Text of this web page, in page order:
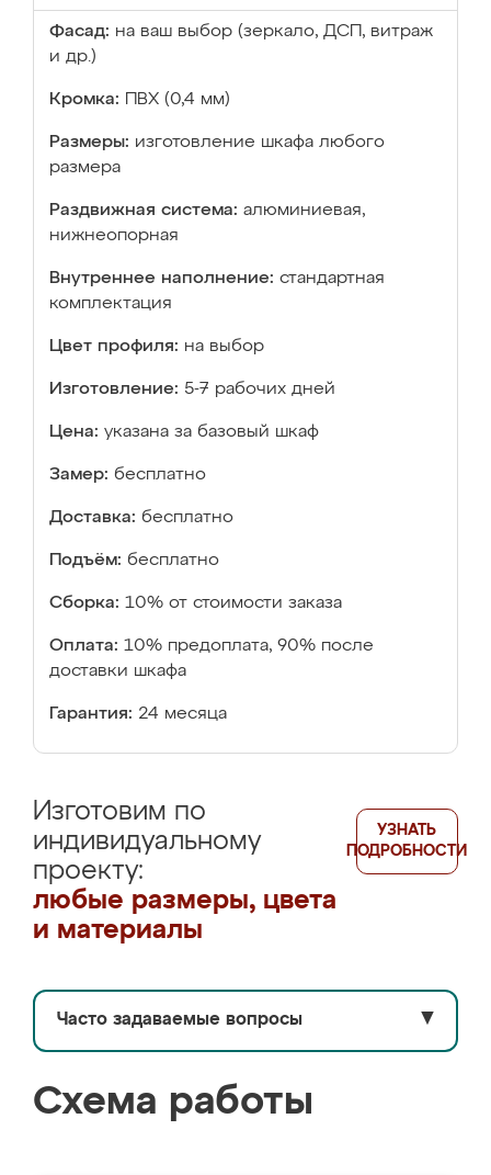
Фасад: на ваш выбор (зеркало, ДСП, витраж
и др.)
Кромка: ПВХ (0,4 мм)
Размеры: изготовление шкафа любого
размера
Раздвижная система: алюминиевая,
нижнеопорная
Внутреннее наполнение: стандартная
комплектация
Цвет профиля: на выбор
Изготовление: 5-7 рабочих дней
Цена: указана за базовый шкаф
Замер: бесплатно
Доставка: бесплатно
Подъём: бесплатно
Сборка: 10% от стоимости заказа
Оплата: 10% предоплата, 90% после
доставки шкафа
Гарантия: 24 месяца
Изготовим по
индивидуальному
проекту:
любые размеры, цвета
и материалы
УЗНАТЬ
ПОДРОБНОСТИ
Часто задаваемые вопросы ▼
Схема работы